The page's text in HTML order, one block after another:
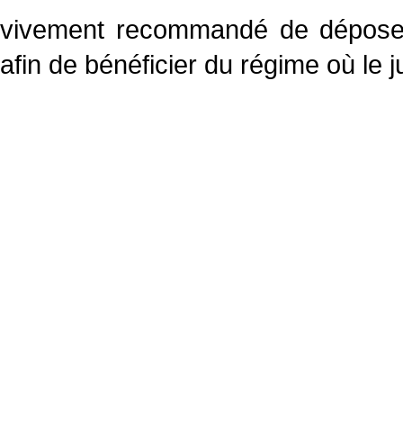
vivement recommandé de
afin de bénéficier du régime où le